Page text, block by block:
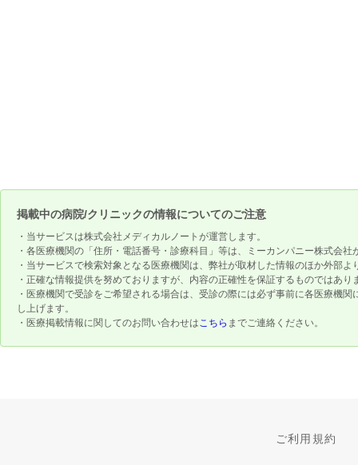
掲載中の病院/クリニックの情報についてのご注意
・当サービスは株式会社メディカルノートが運営します。
・各医療機関の「住所・電話番号・診療科目」等は、ミーカンパニー株式会
・当サービスで検索対象となる医療機関は、弊社が取材した情報のほか外部
・正確な情報提供を努めておりますが、内容の正確性を保証するものではあり
・医療機関で受診をご希望される場合は、受診の際には必ず事前に各医療機
し上げます。
・医療掲載情報に関してのお問い合わせはこちら までご連絡ください。
ご利用規約